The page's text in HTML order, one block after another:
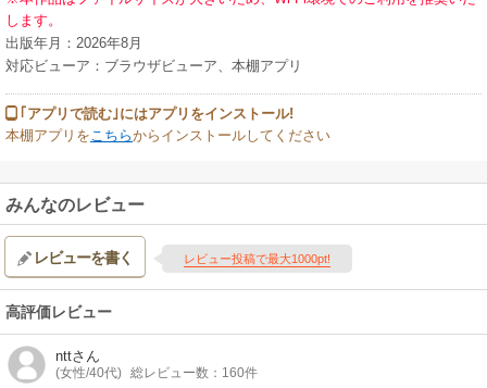
します。
出版年月：2026年8月
対応ビューア：ブラウザビューア、本棚アプリ
｢アプリで読む｣にはアプリをインストール!
本棚アプリをこちらからインストールしてください
みんなのレビュー
レビューを書く レビュー投稿で最大1000pt!
高評価レビュー
nttさん
(女性/40代) 総レビュー数：160件